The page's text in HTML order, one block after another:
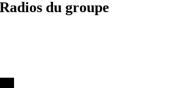
du groupe